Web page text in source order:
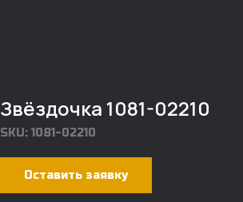
Звёздочка 1081-02210
SKU: 1081-02210
Оставить заявку